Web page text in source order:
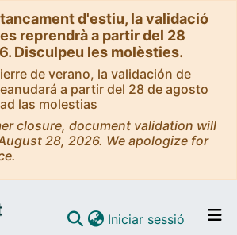
d'estiu, la validació
reprendrà a partir del 28
Disculpeu les molèsties.
de verano, la validación de
a partir del 28 de agosto
las molestias
closure, document validation will
28, 2026. We apologize for
Iniciar sessió (current)